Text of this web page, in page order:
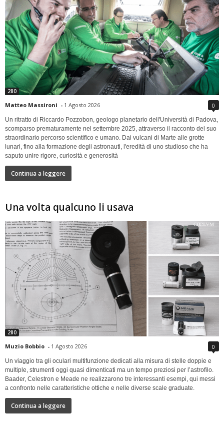
280
Matteo Massironi - 1 Agosto 2026 0
Un ritratto di Riccardo Pozzobon, geologo planetario dell'Università di Padova,
scomparso prematuramente nel settembre 2025, attraverso il racconto del suo
straordinario percorso scientifico e umano. Dai vulcani di Marte alle grotte
lunari, fino alla formazione degli astronauti, l'eredità di uno studioso che ha
saputo unire rigore, curiosità e generosità
Continua a leggere
Una volta qualcuno li usava
280
Muzio Bobbio - 1 Agosto 2026 0
Un viaggio tra gli oculari multifunzione dedicati alla misura di stelle doppie e
multiple, strumenti oggi quasi dimenticati ma un tempo preziosi per l’astrofilo.
Baader, Celestron e Meade ne realizzarono tre interessanti esempi, qui messi
a confronto nelle caratteristiche ottiche e nelle diverse scale graduate.
Continua a leggere